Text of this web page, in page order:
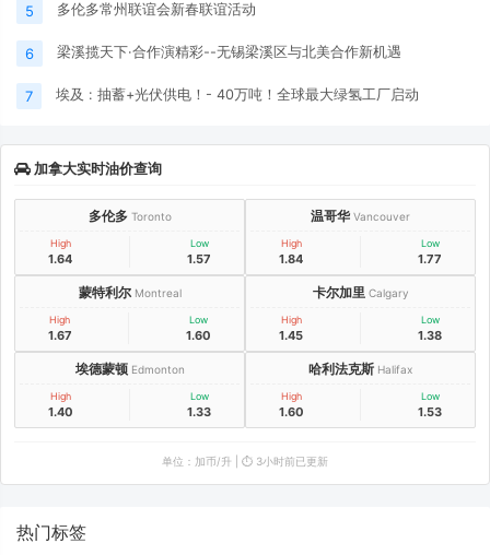
5 多伦多常州联谊会新春联谊活动
6 梁溪揽天下·合作演精彩--无锡梁溪区与北美合作新机遇
7 埃及 : 抽蓄+光伏供电！- 40万吨！全球最大绿氢工厂启动
加拿大实时油价查询
多伦多 Toronto
High
1.64
Low
1.57
温哥华 Vancouver
High
1.84
Low
1.77
蒙特利尔 Montreal
High
1.67
Low
1.60
卡尔加里 Calgary
High
1.45
Low
1.38
埃德蒙顿 Edmonton
High
1.40
Low
1.33
哈利法克斯 Halifax
High
1.60
Low
1.53
单位：加币/升 | ⏱️ 3小时前已更新
热门标签